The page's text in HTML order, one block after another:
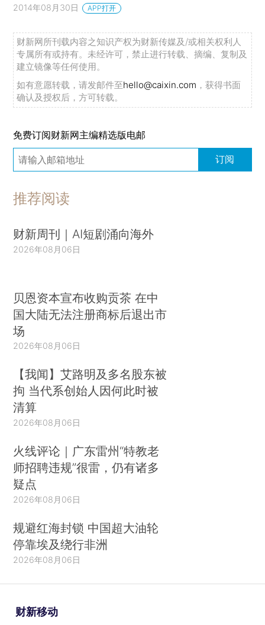
2014年08月30日 APP打开
财新网所刊载内容之知识产权为财新传媒及/或相关权利人
专属所有或持有。未经许可，禁止进行转载、摘编、复制及
建立镜像等任何使用。
如有意愿转载，请发邮件至hello@caixin.com ，获得书面
确认及授权后，方可转载。
免费订阅财新网主编精选版电邮
订阅
推荐阅读
财新周刊｜AI短剧涌向海外
2026年08月06日
贝恩资本宣布收购贡茶 在中
国大陆无法注册商标后退出市
场
2026年08月06日
【我闻】艾路明及多名股东被
拘 当代系创始人因何此时被
清算
2026年08月06日
火线评论｜广东雷州“特教老
师招聘违规”很雷，仍有诸多
疑点
2026年08月06日
规避红海封锁 中国超大油轮
停靠埃及绕行非洲
2026年08月06日
财新移动